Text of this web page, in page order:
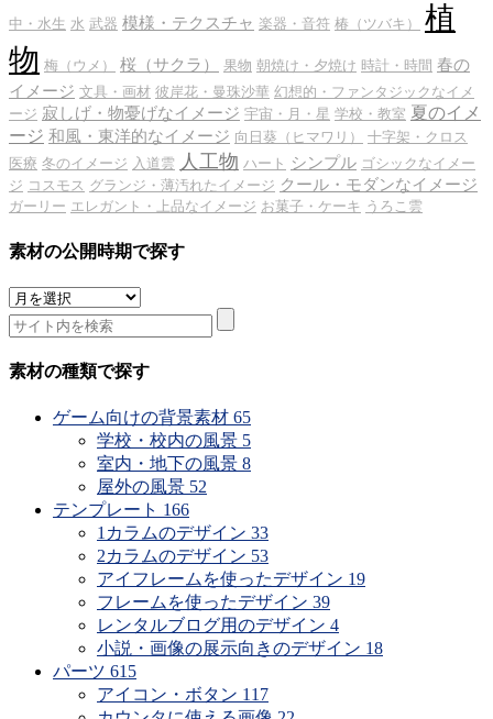
中・水生 水 武器 模様・テクスチャ 楽器・音符 椿（ツバキ）
植
物 梅（ウメ） 桜（サクラ） 果物 朝焼け・夕焼け 時計・時間 春の
イメージ 文具・画材 彼岸花・曼珠沙華 幻想的・ファンタジックなイメ
ージ 寂しげ・物憂げなイメージ 宇宙・月・星 学校・教室 夏のイメ
ージ 和風・東洋的なイメージ 向日葵（ヒマワリ）
十字架・クロス
医療 冬のイメージ 入道雲 人工物 ハート シンプル ゴシックなイメー
ジ コスモス グランジ・薄汚れたイメージ クール・モダンなイメージ
ガーリー エレガント・上品なイメージ お菓子・ケーキ うろこ雲
素材の公開時期で探す
素
材
の
公
素材の種類で探す
ゲーム向けの背景素材 65
学校・校内の風景 5
室内・地下の風景 8
屋外の風景 52
テンプレート 166
1カラムのデザイン 33
2カラムのデザイン 53
アイフレームを使ったデザイン 19
フレームを使ったデザイン 39
レンタルブログ用のデザイン 4
小説・画像の展示向きのデザイン 18
パーツ 615
アイコン・ボタン 117